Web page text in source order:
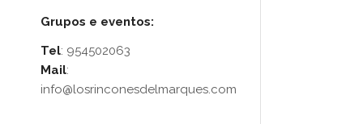
Grupos e eventos:
Tel: 954502063
Mail:
info@losrinconesdelmarques.com